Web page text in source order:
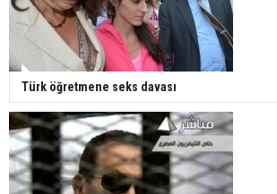
Türk öğretmene seks davası